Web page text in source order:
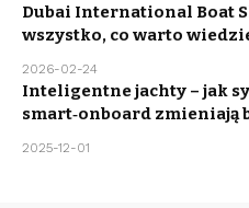
Dubai International Boat
wszystko, co warto
2026-02-24
Inteligentne jachty – jak
smart‑onboard zmieniają
2025-12-01